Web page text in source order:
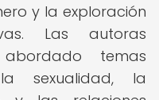
y la exploración
Las autoras
temas
sexualidad, la